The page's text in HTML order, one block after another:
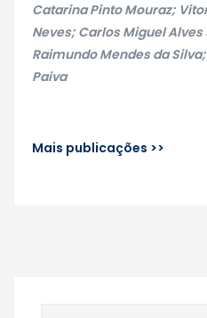
Catarina Pinto Mouraz;
Neves; Carlos Miguel
Raimundo Mendes da
Paiva
Mais publicações >>